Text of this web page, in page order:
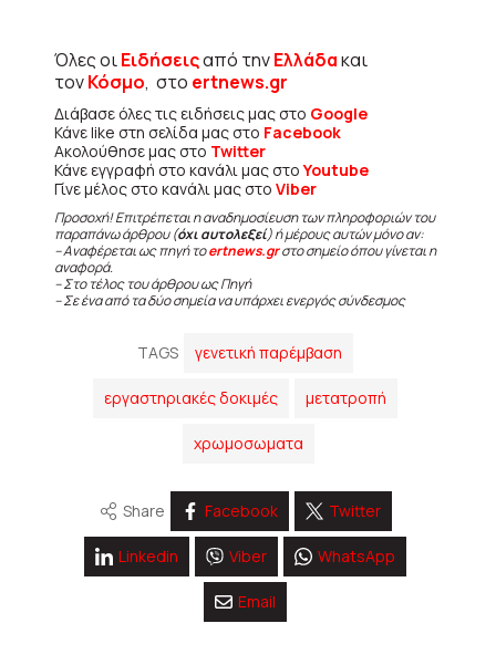
Όλες οιΕιδήσειςαπό τηνΕλλάδακαι
τονΚόσμο, στο ertnews.gr
Διάβασε όλες τις ειδήσεις μας στο Google
Κάνε like στη σελίδα μας στο Facebook
Ακολούθησε μας στο Twitter
Κάνε εγγραφή στο κανάλι μας στοYoutube
Γίνε μέλος στο κανάλι μας στο Viber
Προσοχή! Επιτρέπεται η αναδημοσίευση των πληροφοριών του
παραπάνω άρθρου (όχι αυτολεξεί) ή μέρους αυτών μόνο αν:
– Αναφέρεται ως πηγή τοertnews.grστο σημείο όπου γίνεται η
αναφορά.
– Στο τέλος του άρθρου ως Πηγή
– Σε ένα από τα δύο σημεία να υπάρχει ενεργός σύνδεσμος
TAGS γενετική παρέμβαση
εργαστηριακές δοκιμές μετατροπή
χρωμοσωματα
Share Facebook Twitter
Linkedin Viber WhatsApp
Email